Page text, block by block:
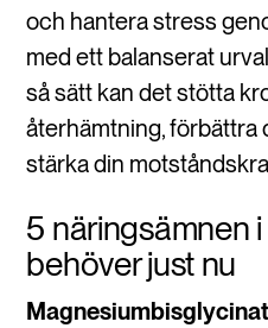
och hantera stress
med ett balanserat
så sätt kan det stötta
återhämtning, förbättra
stärka din
5 näringsämnen
behöver just nu
Magnesiumbisglycinat